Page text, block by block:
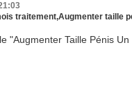
taille pénis un mois,Traitement grossir pénis un